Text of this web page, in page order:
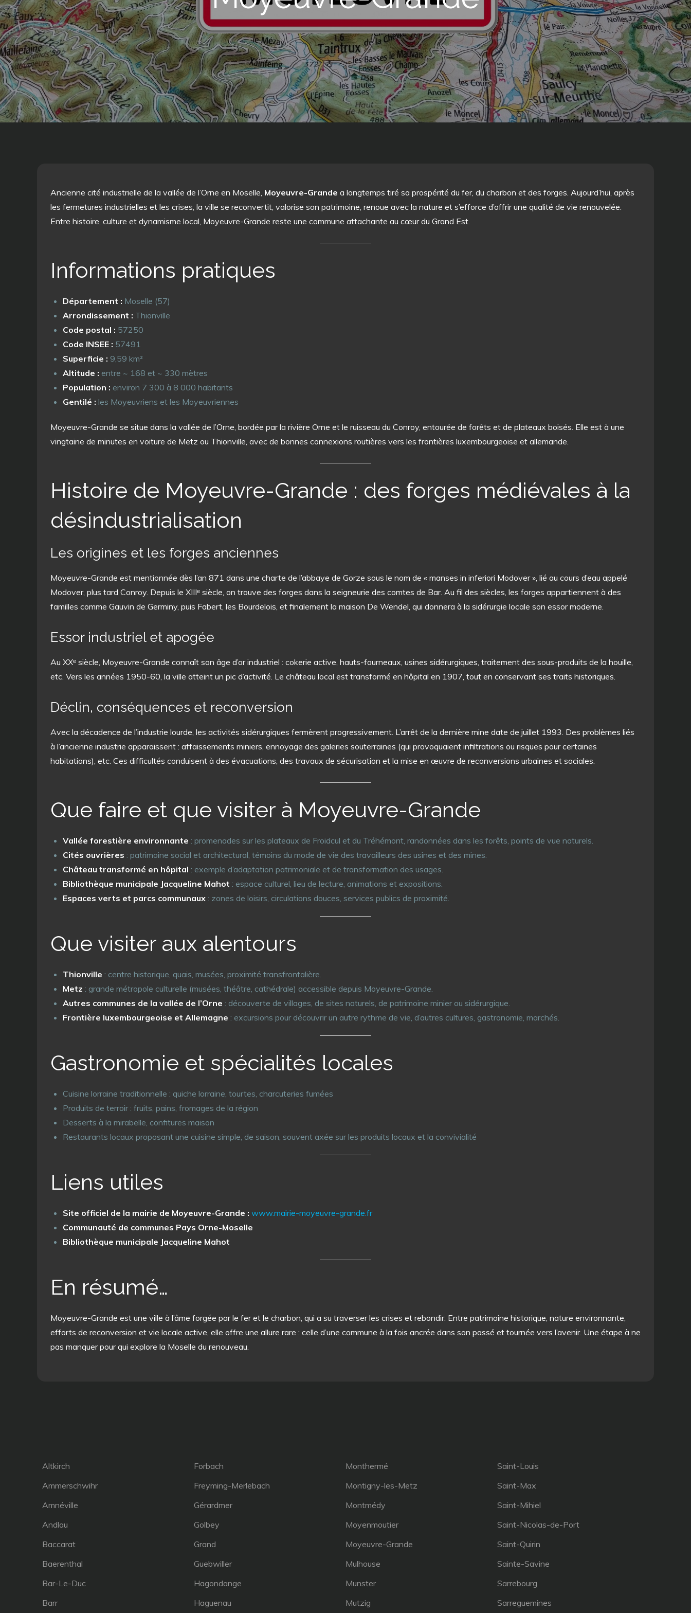
Ancienne cité industrielle de la vallée de l’Orne en Moselle, Moyeuvre-Grande a longtemps tiré sa prospérité du fer, du charbon et des forges. Aujourd’hui, après
les fermetures industrielles et les crises, la ville se reconvertit, valorise son patrimoine, renoue avec la nature et s’efforce d’offrir une qualité de vie renouvelée.
Entre histoire, culture et dynamisme local, Moyeuvre-Grande reste une commune attachante au cœur du Grand Est.
Informations pratiques
Département : Moselle (57)
Arrondissement : Thionville
Code postal : 57250
Code INSEE : 57491
Superficie : 9,59 km²
Altitude : entre ~ 168 et ~ 330 mètres
Population : environ 7 300 à 8 000 habitants
Gentilé : les Moyeuvriens et les Moyeuvriennes
Moyeuvre-Grande se situe dans la vallée de l’Orne, bordée par la rivière Orne et le ruisseau du Conroy, entourée de forêts et de plateaux boisés. Elle est à une
vingtaine de minutes en voiture de Metz ou Thionville, avec de bonnes connexions routières vers les frontières luxembourgeoise et allemande.
Histoire de Moyeuvre-Grande : des forges médiévales à la
désindustrialisation
Les origines et les forges anciennes
Moyeuvre-Grande est mentionnée dès l’an 871 dans une charte de l’abbaye de Gorze sous le nom de « manses in inferiori Modover », lié au cours d’eau appelé
Modover, plus tard Conroy. Depuis le XIIIᵉ siècle, on trouve des forges dans la seigneurie des comtes de Bar. Au fil des siècles, les forges appartiennent à des
familles comme Gauvin de Germiny, puis Fabert, les Bourdelois, et finalement la maison De Wendel, qui donnera à la sidérurgie locale son essor moderne.
Essor industriel et apogée
Au XXᵉ siècle, Moyeuvre-Grande connaît son âge d’or industriel : cokerie active, hauts-fourneaux, usines sidérurgiques, traitement des sous-produits de la houille,
etc. Vers les années 1950-60, la ville atteint un pic d’activité. Le château local est transformé en hôpital en 1907, tout en conservant ses traits historiques.
Déclin, conséquences et reconversion
Avec la décadence de l’industrie lourde, les activités sidérurgiques fermèrent progressivement. L’arrêt de la dernière mine date de juillet 1993. Des problèmes liés
à l’ancienne industrie apparaissent : affaissements miniers, ennoyage des galeries souterraines (qui provoquaient infiltrations ou risques pour certaines
habitations), etc. Ces difficultés conduisent à des évacuations, des travaux de sécurisation et la mise en œuvre de reconversions urbaines et sociales.
Que faire et que visiter à Moyeuvre-Grande
Vallée forestière environnante : promenades sur les plateaux de Froidcul et du Tréhémont, randonnées dans les forêts, points de vue naturels.
Cités ouvrières : patrimoine social et architectural, témoins du mode de vie des travailleurs des usines et des mines.
Château transformé en hôpital : exemple d’adaptation patrimoniale et de transformation des usages.
Bibliothèque municipale Jacqueline Mahot : espace culturel, lieu de lecture, animations et expositions.
Espaces verts et parcs communaux : zones de loisirs, circulations douces, services publics de proximité.
Que visiter aux alentours
Thionville : centre historique, quais, musées, proximité transfrontalière.
Metz : grande métropole culturelle (musées, théâtre, cathédrale) accessible depuis Moyeuvre-Grande.
Autres communes de la vallée de l’Orne : découverte de villages, de sites naturels, de patrimoine minier ou sidérurgique.
Frontière luxembourgeoise et Allemagne : excursions pour découvrir un autre rythme de vie, d’autres cultures, gastronomie, marchés.
Gastronomie et spécialités locales
Cuisine lorraine traditionnelle : quiche lorraine, tourtes, charcuteries fumées
Produits de terroir : fruits, pains, fromages de la région
Desserts à la mirabelle, confitures maison
Restaurants locaux proposant une cuisine simple, de saison, souvent axée sur les produits locaux et la convivialité
Liens utiles
Site officiel de la mairie de Moyeuvre-Grande : www.mairie-moyeuvre-grande.fr
Communauté de communes Pays Orne-Moselle
Bibliothèque municipale Jacqueline Mahot
En résumé…
Moyeuvre-Grande est une ville à l’âme forgée par le fer et le charbon, qui a su traverser les crises et rebondir. Entre patrimoine historique, nature environnante,
efforts de reconversion et vie locale active, elle offre une allure rare : celle d’une commune à la fois ancrée dans son passé et tournée vers l’avenir. Une étape à ne
pas manquer pour qui explore la Moselle du renouveau.
Altkirch
Ammerschwihr
Amnéville
Andlau
Baccarat
Baerenthal
Bar-Le-Duc
Barr
Forbach
Freyming-Merlebach
Gérardmer
Golbey
Grand
Guebwiller
Hagondange
Haguenau
Monthermé
Montigny-les-Metz
Montmédy
Moyenmoutier
Moyeuvre-Grande
Mulhouse
Munster
Mutzig
Saint-Louis
Saint-Max
Saint-Mihiel
Saint-Nicolas-de-Port
Saint-Quirin
Sainte-Savine
Sarrebourg
Sarreguemines